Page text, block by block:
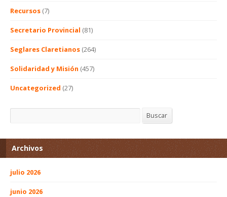
Recursos (7)
Secretario Provincial (81)
Seglares Claretianos (264)
Solidaridad y Misión (457)
Uncategorized (27)
Buscar
Archivos
julio 2026
junio 2026